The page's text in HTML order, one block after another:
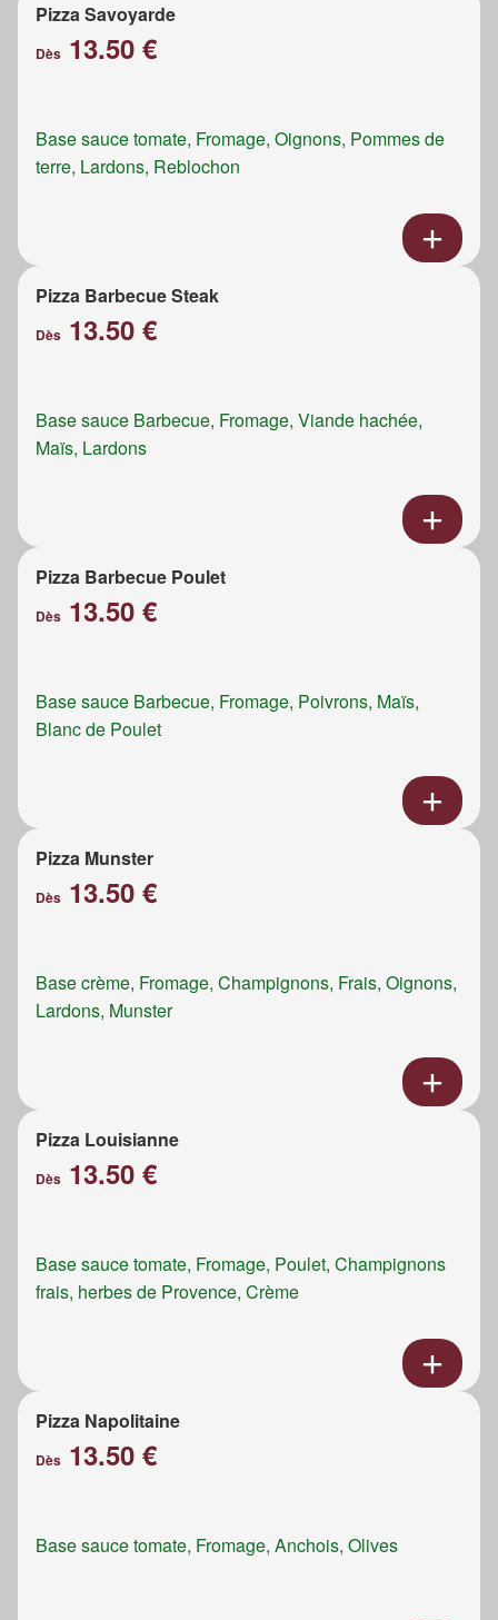
Pizza Savoyarde
Dès 13.50 €
Base sauce tomate, Fromage, Oignons, Pommes de
terre, Lardons, Reblochon
Pizza Barbecue Steak
Dès 13.50 €
Base sauce Barbecue, Fromage, Viande hachée,
Maïs, Lardons
Pizza Barbecue Poulet
Dès 13.50 €
Base sauce Barbecue, Fromage, Poivrons, Maïs,
Blanc de Poulet
Pizza Munster
Dès 13.50 €
Base crème, Fromage, Champignons, Frais, Oignons,
Lardons, Munster
Pizza Louisianne
Dès 13.50 €
Base sauce tomate, Fromage, Poulet, Champignons
frais, herbes de Provence, Crème
Pizza Napolitaine
Dès 13.50 €
Base sauce tomate, Fromage, Anchois, Olives